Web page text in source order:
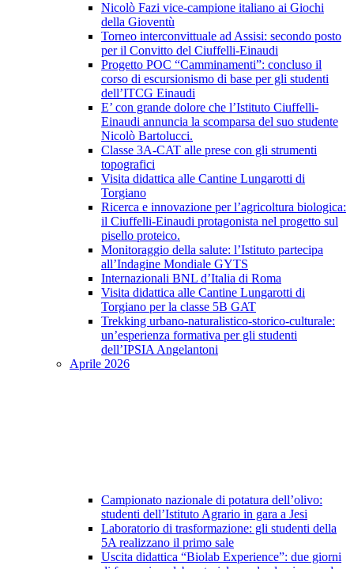
Nicolò Fazi vice-campione italiano ai Giochi
della Gioventù
Torneo interconvittuale ad Assisi: secondo posto
per il Convitto del Ciuffelli-Einaudi
Progetto POC “Camminamenti”: concluso il
corso di escursionismo di base per gli studenti
dell’ITCG Einaudi
E’ con grande dolore che l’Istituto Ciuffelli-
Einaudi annuncia la scomparsa del suo studente
Nicolò Bartolucci.
Classe 3A-CAT alle prese con gli strumenti
topografici
Visita didattica alle Cantine Lungarotti di
Torgiano
Ricerca e innovazione per l’agricoltura biologica:
il Ciuffelli-Einaudi protagonista nel progetto sul
pisello proteico.
Monitoraggio della salute: l’Istituto partecipa
all’Indagine Mondiale GYTS
Internazionali BNL d’Italia di Roma
Visita didattica alle Cantine Lungarotti di
Torgiano per la classe 5B GAT
Trekking urbano-naturalistico-storico-culturale:
un’esperienza formativa per gli studenti
dell’IPSIA Angelantoni
Aprile 2026
Campionato nazionale di potatura dell’olivo:
studenti dell’Istituto Agrario in gara a Jesi
Laboratorio di trasformazione: gli studenti della
5A realizzano il primo sale
Uscita didattica “Biolab Experience”: due giorni